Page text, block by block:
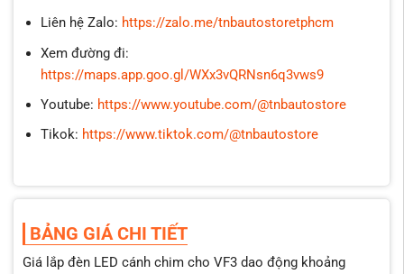
Liên hệ Zalo: https://zalo.me/tnbautostoretphcm
Xem đường đi:
https://maps.app.goo.gl/WXx3vQRNsn6q3vws9
Youtube: https://www.youtube.com/@tnbautostore
Tikok: https://www.tiktok.com/@tnbautostore
BẢNG GIÁ CHI TIẾT
Giá lắp đèn LED cánh chim cho VF3 dao động khoảng